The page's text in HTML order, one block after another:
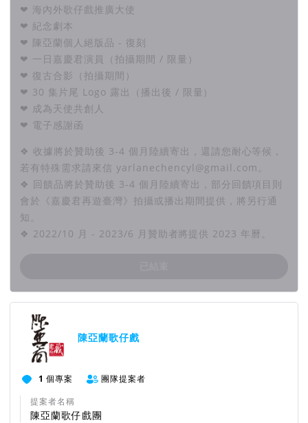
陳亞蘭歌仔戲
1 個專案
團隊提案者
提案者名稱
陳亞蘭歌仔戲團
❤ 海內外歌仔戲推廣大使
❤ 紀念劇本
❤ 陳亞蘭個人絕版品 - 復刻
❤ 一日嘉慶君演員（拍攝期間 / 限量）
❤ 復古合影（拍攝期間）
❤ 30 集片尾 Logo 露出（播出後 / 限量）
❤ 成為天使共創人
❤ 電子感謝函
❖ 收據將於贊助後 3-4 個月陸續寄出，還請您耐心等候，
若有特殊需求請來信 yarlanechencyl@gmail.com。
❖ 回饋品將於贊助後 3-4 個月陸續寄出，部分回饋項目則
會於《嘉慶君再遊臺灣》拍攝或播出期間提供，將另行通
知。
❖ 2022/10 月 - 2023/6 月贊助者將提供 2023 年曆。